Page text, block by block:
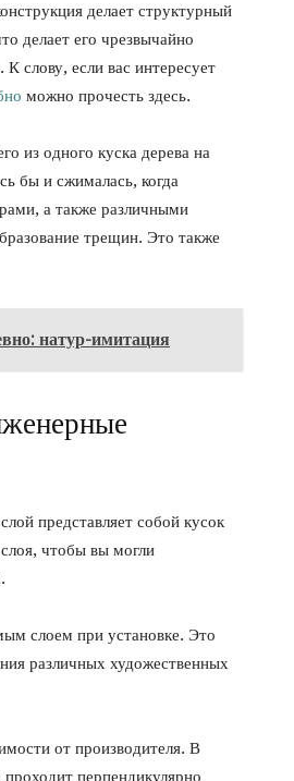
делает структурный
делает его чрезвычайно
слову, если вас интересует
можно прочесть здесь.
из одного куска дерева на
бы и сжималась, когда
а также различными
трещин. Это также
натур-имитация
представляет собой кусок
чтобы вы могли
слоем при установке. Это
различных художественных
от производителя. В